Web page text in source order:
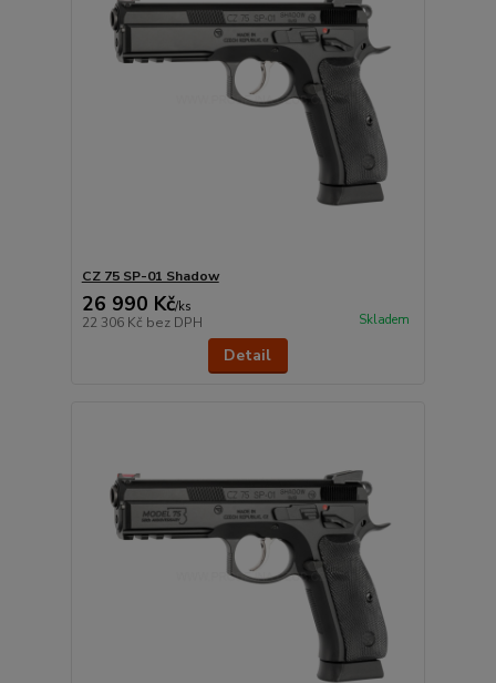
CZ 75 SP-01 Shadow
26 990 Kč/ks
22 306 Kč bez DPH Skladem
Detail